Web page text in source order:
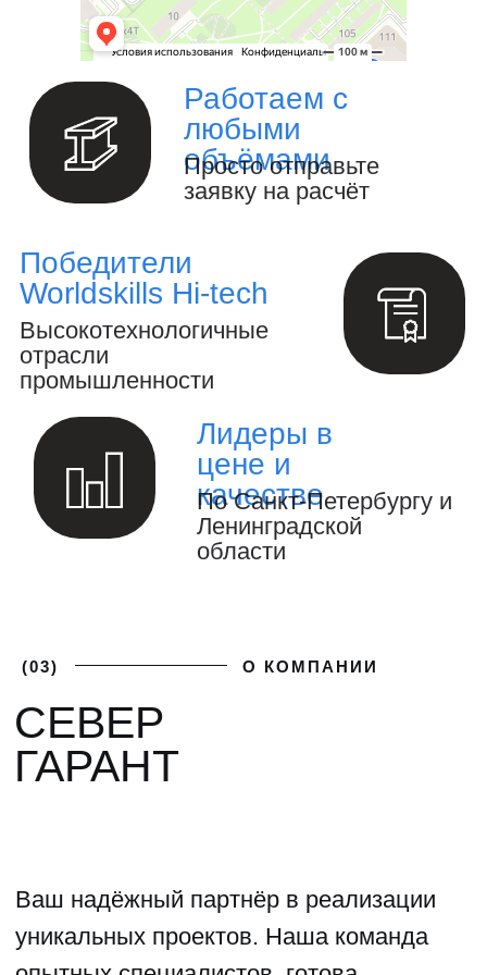
Изготовление металлоизделий и
металлоконструкций.
Полный цикл обработки металла и
металлоизделий
Производство инженерных
расчётов и анализ конструкций.
конструкторской документации.
Осуществление авторского
надзора за реализацией проекта.
ГАЛЕРЕЯ НАШИХ
РАБОТ